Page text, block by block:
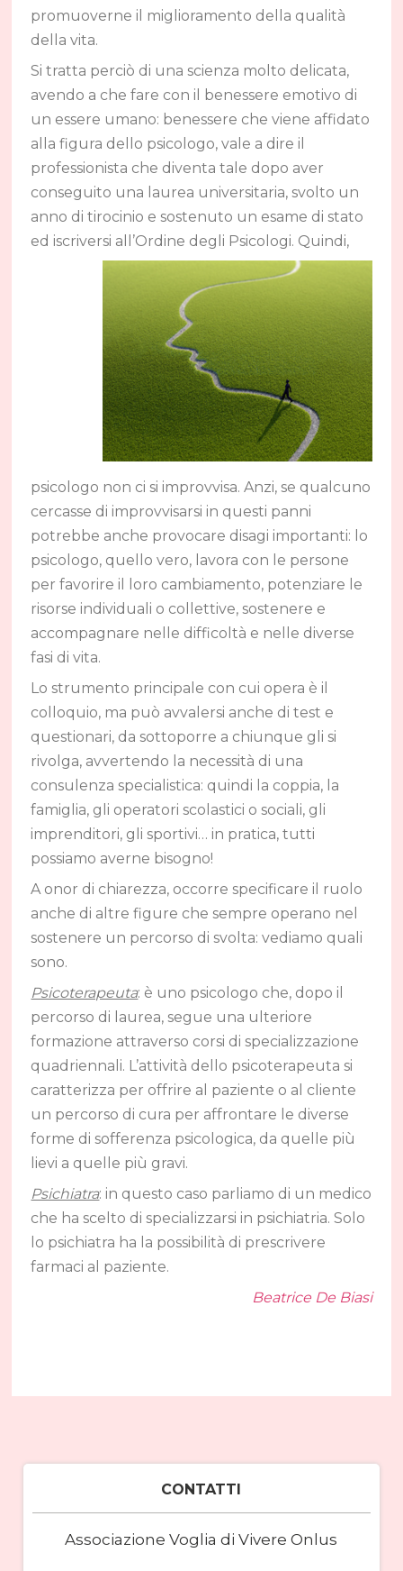
promuoverne il miglioramento della qualità
della vita.
Si tratta perciò di una scienza molto delicata,
avendo a che fare con il benessere emotivo di
un essere umano: benessere che viene affidato
alla figura dello psicologo, vale a dire il
professionista che diventa tale dopo aver
conseguito una laurea universitaria, svolto un
anno di tirocinio e sostenuto un esame di stato
ed iscriversi all’Ordine degli Psicologi. Quindi,
psicologo non ci si improvvisa. Anzi, se qualcuno
cercasse di improvvisarsi in questi panni
potrebbe anche provocare disagi importanti: lo
psicologo, quello vero, lavora con le persone
per favorire il loro cambiamento, potenziare le
risorse individuali o collettive, sostenere e
accompagnare nelle difficoltà e nelle diverse
fasi di vita.
Lo strumento principale con cui opera è il
colloquio, ma può avvalersi anche di test e
questionari, da sottoporre a chiunque gli si
rivolga, avvertendo la necessità di una
consulenza specialistica: quindi la coppia, la
famiglia, gli operatori scolastici o sociali, gli
imprenditori, gli sportivi… in pratica, tutti
possiamo averne bisogno!
A onor di chiarezza, occorre specificare il ruolo
anche di altre figure che sempre operano nel
sostenere un percorso di svolta: vediamo quali
sono.
Psicoterapeuta: è uno psicologo che, dopo il
percorso di laurea, segue una ulteriore
formazione attraverso corsi di specializzazione
quadriennali. L’attività dello psicoterapeuta si
caratterizza per offrire al paziente o al cliente
un percorso di cura per affrontare le diverse
forme di sofferenza psicologica, da quelle più
lievi a quelle più gravi.
Psichiatra: in questo caso parliamo di un medico
che ha scelto di specializzarsi in psichiatria. Solo
lo psichiatra ha la possibilità di prescrivere
farmaci al paziente.
Beatrice De Biasi
CONTATTI
Associazione Voglia di Vivere Onlus